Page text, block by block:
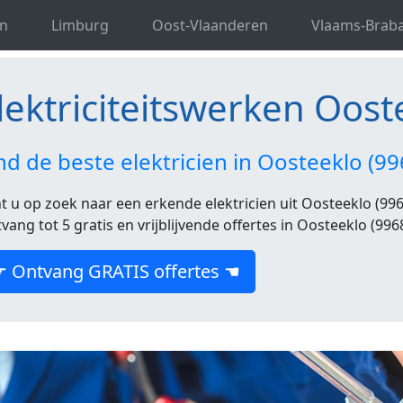
Limburg Oost-Vlaanderen Vlaams-
Oost-Vlaanderen Elektriciteitswerken
de beste elektricien in Oosteeklo
u op zoek naar een erkende elektricien uit Oosteeklo
tot 5 gratis en vrijblijvende offertes in Oosteeklo
Ontvang GRATIS offertes ☚